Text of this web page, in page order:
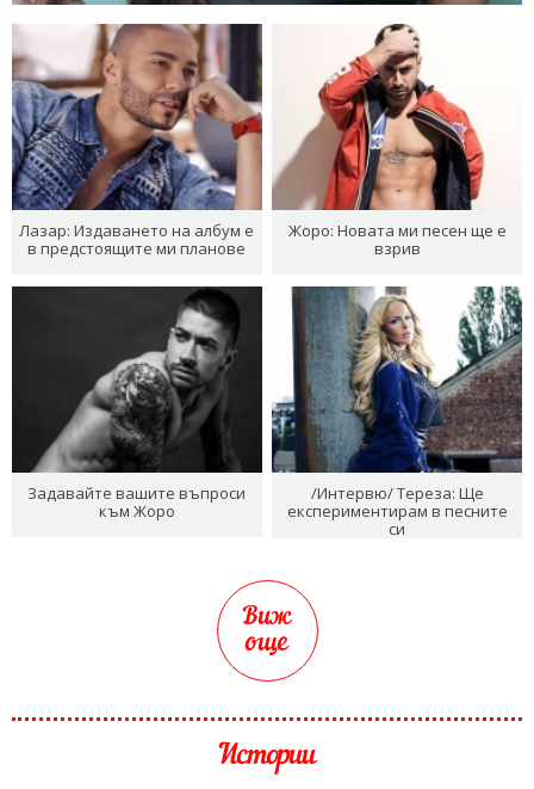
Лазар: Издаването на албум е
в предстоящите ми планове
Жоро: Новата ми песен ще е
взрив
Задавайте вашите въпроси
към Жоро
/Интервю/ Тереза: Ще
експериментирам в песните
си
Виж
още
Истории